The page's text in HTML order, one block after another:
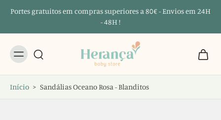
Portes gratuitos em compras superiores a 80€ - Envios em 24H
- 48H !
Início > Sandálias Oceano Rosa - Blanditos